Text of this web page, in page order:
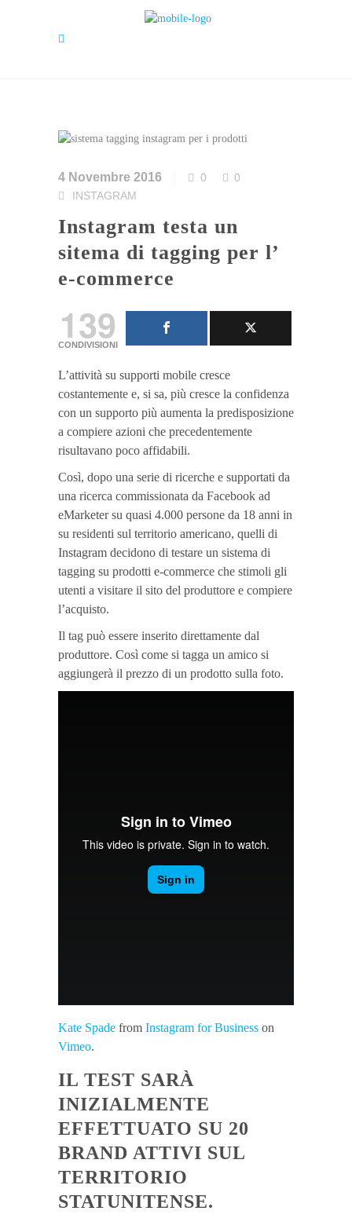
4 Novembre 2016 0
0
INSTAGRAM
Instagram testa un
sitema di tagging per l’
e-commerce
139
CONDIVISIONI
L’attività su supporti mobile cresce
costantemente e, si sa, più cresce la confidenza
con un supporto più aumenta la predisposizione
a compiere azioni che precedentemente
risultavano poco affidabili.
Così, dopo una serie di ricerche e supportati da
una ricerca commissionata da Facebook ad
eMarketer su quasi 4.000 persone da 18 anni in
su residenti sul territorio americano, quelli di
Instagram decidono di testare un sistema di
tagging su prodotti e-commerce che stimoli gli
utenti a visitare il sito del produttore e compiere
l’acquisto.
Il tag può essere inserito direttamente dal
produttore. Così come si tagga un amico si
aggiungerà il prezzo di un prodotto sulla foto.
Kate Spade from Instagram for Business on
Vimeo.
IL TEST SARÀ
INIZIALMENTE
EFFETTUATO SU 20
BRAND ATTIVI SUL
TERRITORIO
STATUNITENSE.